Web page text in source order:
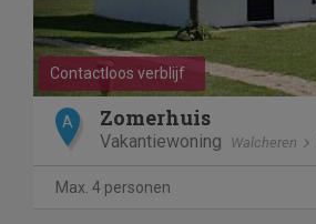
Contactloos verblijf
A Zomerhuis
Vakantiewoning Walcheren
Max. 4 personen